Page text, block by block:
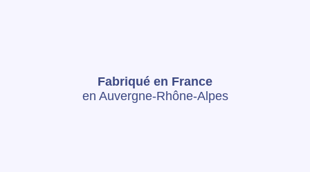
Fabriqué en France
en Auvergne-Rhône-Alpes